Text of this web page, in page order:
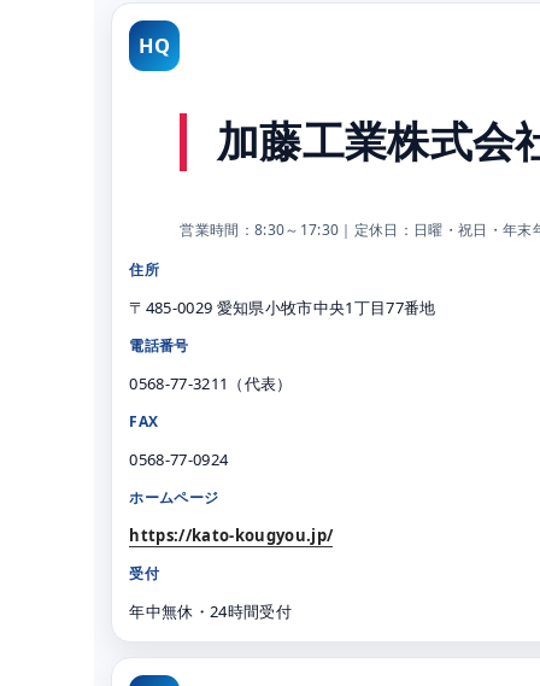
HQ
加藤工業株式会
営業時間：8:30～17:30｜定休日：日曜・祝日・年末
住所
〒485-0029 愛知県小牧市中央1丁目77番地
電話番号
0568-77-3211（代表）
FAX
0568-77-0924
ホームページ
https://kato-kougyou.jp/
受付
年中無休・24時間受付